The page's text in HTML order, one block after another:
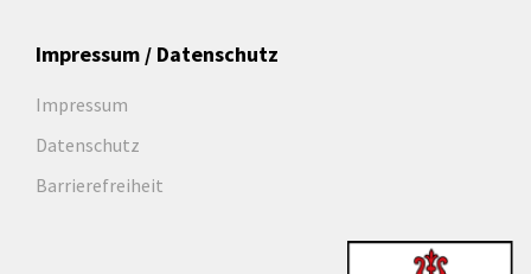
Impressum / Datenschutz
Impressum
Datenschutz
Barrierefreiheit